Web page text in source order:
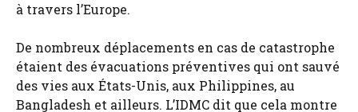
à travers l’Europe.
De nombreux déplacements en cas de catastrophe
étaient des évacuations préventives qui ont sauvé
des vies aux États-Unis, aux Philippines, au
Bangladesh et ailleurs. L’IDMC dit que cela montre